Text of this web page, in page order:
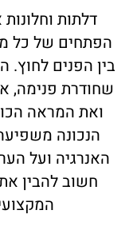
HORIZON
VISION
VILLAGE
LOFT
FRAME
FRAMELESS
קירות מסך
פרוייקטים
בנייה פרטית
בנייה רוויה
מגדלי משרדים
פרוייקטים שונים
חלונות אלומיניום
חלונות בלגים
חלונות מינימל
חלונות ציר
חלונות הזזה
ALUG Masters
בלוג
מן התקשורת
Innovation
דלתות
הפתחים של כל
בין הפנים
שחודרת פנימה,
ואת המראה
הנכונה
האנרגיה ועל
חשוב להבין